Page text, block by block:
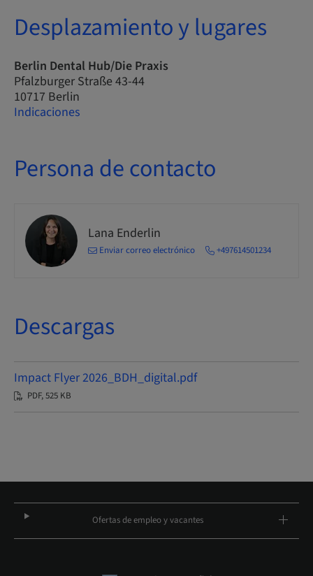
Desplazamiento y lugares
Berlin Dental Hub/Die Praxis
Pfalzburger Straße 43-44
10717 Berlin
Indicaciones
Persona de contacto
Lana Enderlin
Enviar correo electrónico +497614501234
Descargas
Impact Flyer 2026_BDH_digital.pdf
PDF, 525 KB
Ofertas de empleo y vacantes